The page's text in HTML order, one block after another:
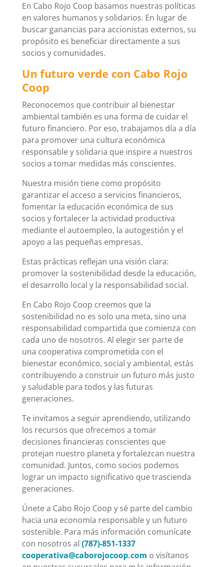
En Cabo Rojo Coop basamos nuestras políticas
en valores humanos y solidarios. En lugar de
buscar ganancias para accionistas externos, su
propósito es beneficiar directamente a sus
socios y comunidades.
Un futuro verde con Cabo Rojo
Coop
Reconocemos que contribuir al bienestar
ambiental también es una forma de cuidar el
futuro financiero. Por eso, trabajamos día a día
para promover una cultura económica
responsable y solidaria que inspire a nuestros
socios a tomar medidas más conscientes.
Nuestra misión tiene como propósito
garantizar el acceso a servicios financieros,
fomentar la educación económica de sus
socios y fortalecer la actividad productiva
mediante el autoempleo, la autogestión y el
apoyo a las pequeñas empresas.
Estas prácticas reflejan una visión clara:
promover la sostenibilidad desde la educación,
el desarrollo local y la responsabilidad social.
En Cabo Rojo Coop creemos que la
sostenibilidad no es solo una meta, sino una
responsabilidad compartida que comienza con
cada uno de nosotros. Al elegir ser parte de
una cooperativa comprometida con el
bienestar económico, social y ambiental, estás
contribuyendo a construir un futuro más justo
y saludable para todos y las futuras
generaciones.
Te invitamos a seguir aprendiendo, utilizando
los recursos que ofrecemos a tomar
decisiones financieras conscientes que
protejan nuestro planeta y fortalezcan nuestra
comunidad. Juntos, como socios podemos
lograr un impacto significativo que trascienda
generaciones.
Únete a Cabo Rojo Coop y sé parte del cambio
hacia una economía responsable y un futuro
sostenible. Para más información comunícate
con nosotros al (787)-851-1337
cooperativa@caborojocoop.com o visítanos